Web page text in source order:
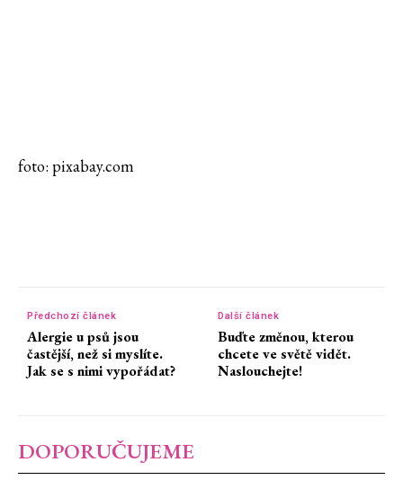
foto: pixabay.com
Předchozí článek
Alergie u psů jsou
častější, než si myslíte.
Jak se s nimi vypořádat?
Další článek
Buďte změnou, kterou
chcete ve světě vidět.
Naslouchejte!
DOPORUČUJEME